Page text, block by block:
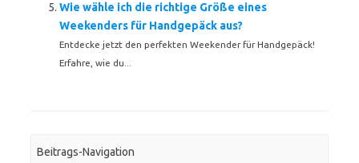
Wie wähle ich die richtige Größe eines
Weekenders für Handgepäck aus?
Entdecke jetzt den perfekten Weekender für Handgepäck!
Erfahre, wie du...
Beitrags-Navigation